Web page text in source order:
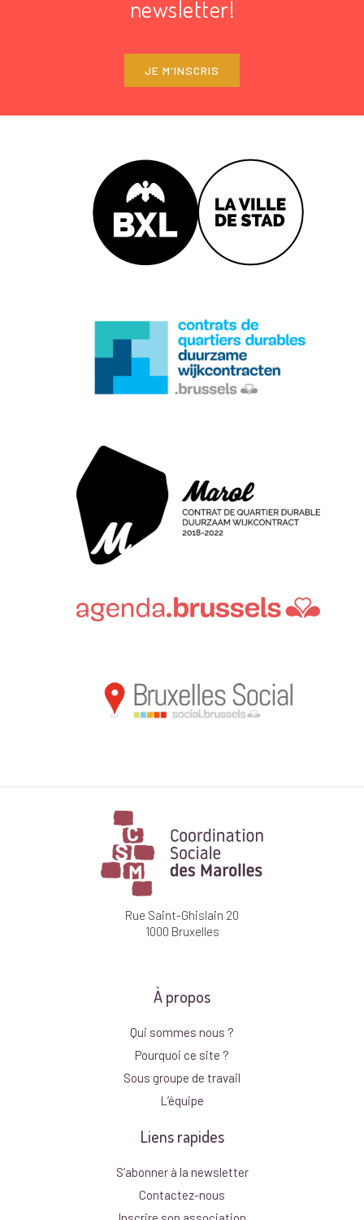
newsletter!
JE M'INSCRIS
Rue Saint-Ghislain 20
1000 Bruxelles
À propos
Qui sommes nous ?
Pourquoi ce site ?
Sous groupe de travail
L’équipe
Liens rapides
S’abonner à la newsletter
Contactez-nous